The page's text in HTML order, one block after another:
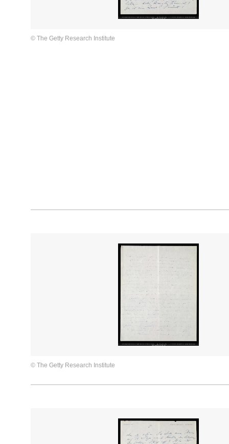
© The Getty Research Institute
© The Getty Research Institute